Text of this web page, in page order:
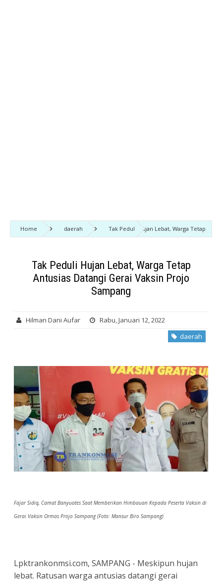
Home daerah
Tak Peduli Hujan Lebat, Warga Tetap
Antusias Datangi Gerai Vaksin Projo Sampang
Tak Peduli Hujan Lebat, Warga Tetap
Antusias Datangi Gerai Vaksin Projo
Sampang
Hilman Dani Aufar
Rabu, Januari 12, 2022
daerah
Fajar Sidiq, Camat Banyuates Saat Memberikan Himbauan Kepada Peserta Vaksin di
Gerai Vaksin Ormas Projo Sampang (Foto: Mansur Biro Sampang)
Lpktrankonmsi.com, SAMPANG - Meskipun hujan
lebat. Ratusan warga antusias datangi gerai